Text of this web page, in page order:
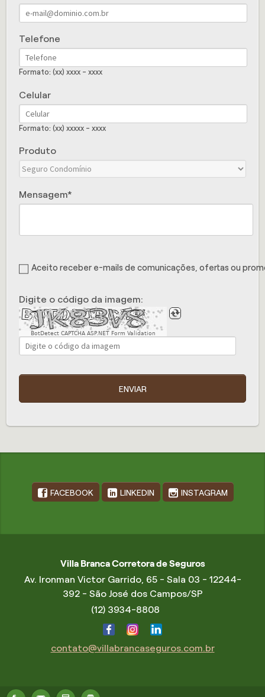
Telefone
Formato: (xx) xxxx - xxxx
Celular
Formato: (xx) xxxxx - xxxx
Produto
Mensagem
Aceito receber e-mails de comunicações, ofertas ou
Digite o código da imagem:
BotDetect CAPTCHA ASP.NET Form Validation
ENVIAR
FACEBOOK LINKEDIN INSTAGRAM
Villa Branca Corretora de Seguros
Av. Ironman Victor Garrido, 65 - Sala 03 - 12244-
392 - São José dos Campos/SP
(12) 3934-8808
contato@villabrancaseguros.com.br